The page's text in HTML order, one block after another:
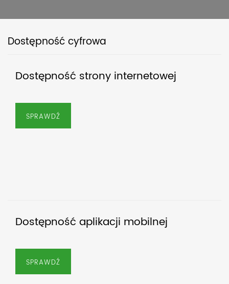
Dostępność cyfrowa
Dostępność strony internetowej
SPRAWDŹ
Dostępność aplikacji mobilnej
SPRAWDŹ